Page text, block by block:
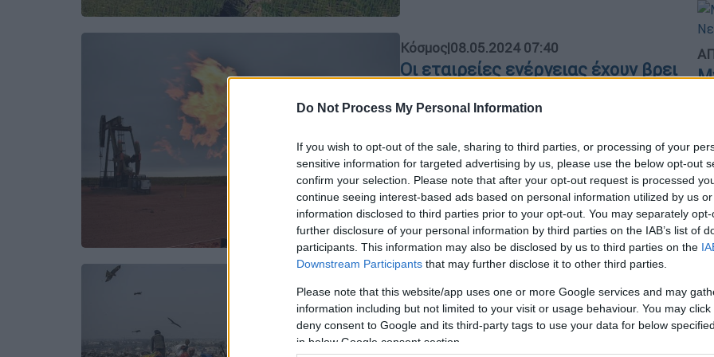
Do Not Process My Personal Information
If you wish to opt-out of the sale, sharing to third parties, or processing of your
sensitive information for targeted advertising by us, please use the below opt-out
confirm your selection. Please note that after your opt-out request is processed
continue seeing interest-based ads based on personal information utilized by us
information disclosed to third parties prior to your opt-out. You may separately
further disclosure of your personal information by third parties on the IAB’s list of
participants. This information may also be disclosed by us to third parties on the
Downstream Participants that may further disclose it to other third parties.
Please note that this website/app uses one or more Google services and may
information including but not limited to your visit or usage behaviour. You may
deny consent to Google and its third-party tags to use your data for below
in below Google consent section.
Κόσμος|08.05.2024 07:40
Οι εταιρείες ενέργειας έχουν βρει
δορυφόρους τις εκπομπές
αερίου
Οι ρυθμιστικές αρχές εξαρτώνται από
την καλή διάθεση των παρόχων
πετρελαίου και φυσικού αερίου
Κόσμος|13.02.2024 10:46
Πελώρια βουνά σκουπιδιών πάνω
από το Δελχί - Εκπέμπουν